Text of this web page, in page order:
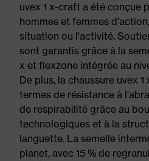
uvex 1 x-craft a été conçue
hommes et femmes
situation ou l'activité.
sont garantis grâce à la
x et flexzone intégrée au
De plus, la chaussure uvex
termes de résistance à
de respirabilité grâce au
technologiques et à la
languette. La semelle
planet, avec 15 % de